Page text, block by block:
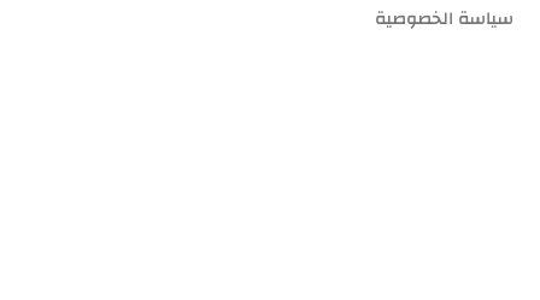
سياسة الخصوصية